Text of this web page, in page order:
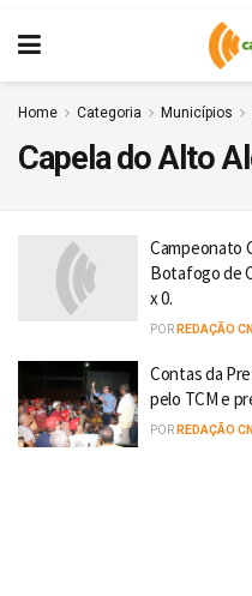
Home Categoria Municípios
Capela do Alto
Campeonato
Botafogo de
x 0.
POR REDAÇÃO CN
Contas da
pelo TCM e
POR REDAÇÃO CN